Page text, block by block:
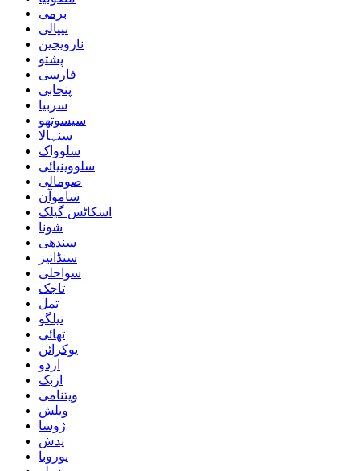
برمی
نیپالی
نارویجین
پشتو
فارسی
پنجابی
سربیا
سیسوتھو
سنہالا
سلوواک
سلووینیائی
صومالی
ساموآن
اسکاٹس گیلک
شونا
سندھی
سنڈانیز
سواحلی
تاجک
تمل
تیلگو
تھائی
یوکرائن
اردو
ازبک
ویتنامی
ویلش
ژوسا
یدش
یوروبا